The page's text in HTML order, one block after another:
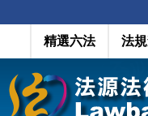
精選六法 法